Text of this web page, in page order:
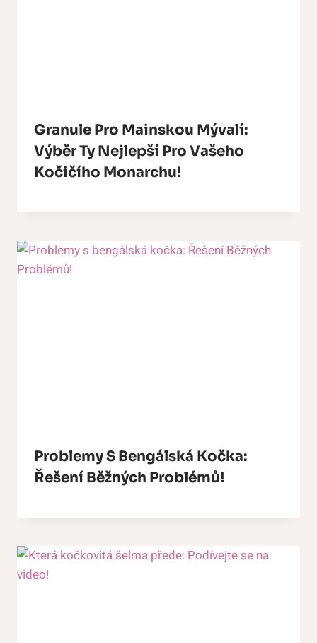
Granule Pro Mainskou Mývalí:
Výběr Ty Nejlepší Pro Vašeho
Kočičího Monarchu!
Problemy S Bengálská Kočka:
Řešení Běžných Problémů!